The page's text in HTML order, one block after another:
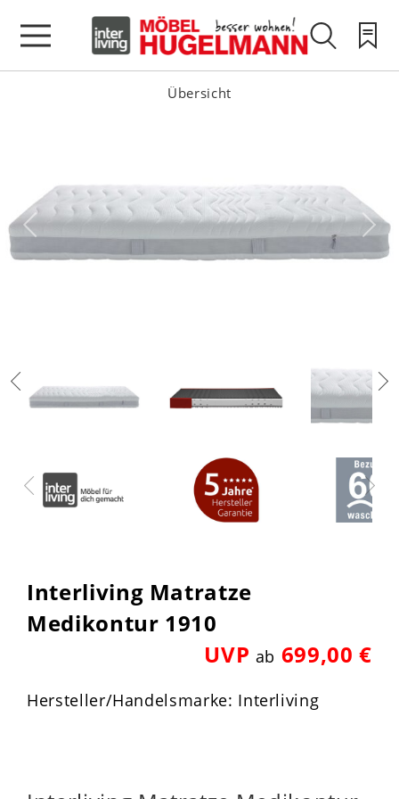
Übersicht
Interliving Matratze
Medikontur 1910
UVP ab 699,00 €
Hersteller/Handelsmarke: Interliving